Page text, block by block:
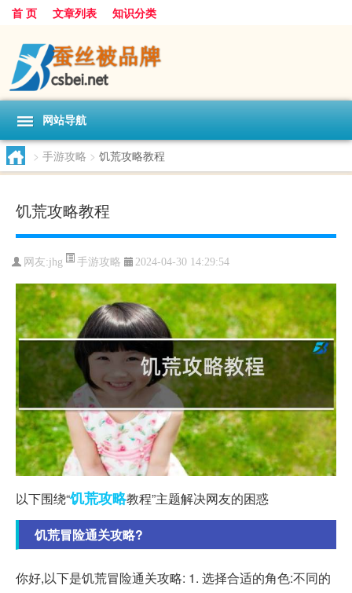
首 页 文章列表 知识分类
网站导航
> 手游攻略 > 饥荒攻略教程
饥荒攻略教程
网友:jhg 手游攻略 2024-04-30 14:29:54
以下围绕“饥荒攻略教程”主题解决网友的困惑
饥荒冒险通关攻略?
你好,以下是饥荒冒险通关攻略: 1. 选择合适的角色:不同的